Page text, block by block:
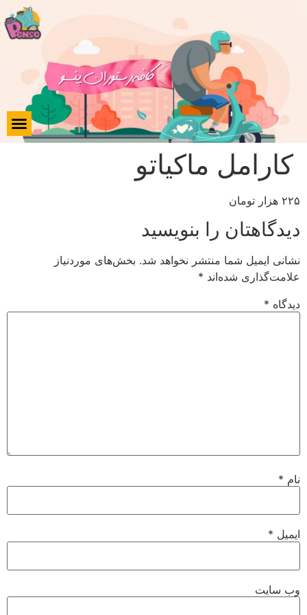
کارامل ماکیاتو
۲۲۵ هزار تومان
دیدگاهتان را بنویسید
نشانی ایمیل شما منتشر نخواهد شد. بخش‌های موردنیاز
علامت‌گذاری شده‌اند *
دیدگاه *
نام *
ایمیل *
وب‌ سایت